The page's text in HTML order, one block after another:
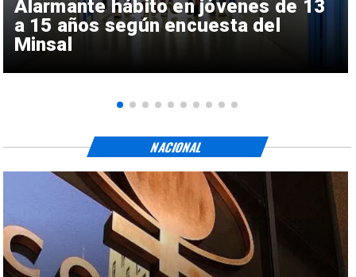
Alarmante hábito en jóvenes de 13
a 15 años según encuesta del
Minsal
NACIONAL